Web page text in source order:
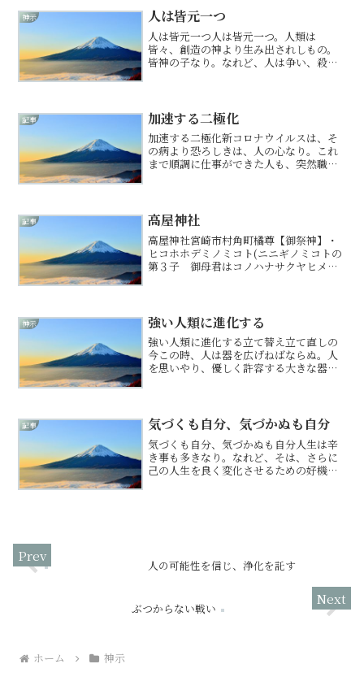
ミ）」の教えを解説。
神示 人は皆元一つ
人は皆元一つ人は皆元一つ。人類は
皆々、創造の神より生み出されしもの。
皆神の子なり。なれど、人は争い、殺し
助け生かし合う世界への変革な...
記事 加速する二極化
加速する二極化新コロナウイルスは、そ
の病より恐ろしきは、人の心なり。これ
まで順調に仕事ができた人も、突然職を
時だからこそ人と人とが支...
記事 高屋神社
高屋神社宮崎市村角町橘尊【御祭神】・
ヒコホホデミノミコト(ニニギノミコトの
第３子 御母君はコノハナサクヤヒメノ
下られた、御親征のと...
神示 強い人類に進化する
強い人類に進化する立て替え立て直しの
今この時、人は器を広げねばならぬ。人
を思いやり、優しく許容する大きな器へ
も助け合い生かさるるがこ...
記事 気づくも自分、気づかぬも自分
気づくも自分、気づかぬも自分人生は辛
き事も多きなり。なれど、そは、さらに
己の人生を良く変化させるための好機で
人の可能性を信じ、浄化を託す
ぶつからない戦い
ホーム 神示